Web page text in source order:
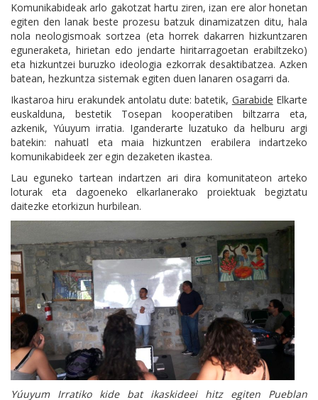
Komunikabideak arlo gakotzat hartu ziren, izan ere alor honetan
egiten den lanak beste prozesu batzuk dinamizatzen ditu, hala
nola neologismoak sortzea (eta horrek dakarren hizkuntzaren
eguneraketa, hirietan edo jendarte hiritarragoetan erabiltzeko)
eta hizkuntzei buruzko ideologia ezkorrak desaktibatzea. Azken
batean, hezkuntza sistemak egiten duen lanaren osagarri da.
Ikastaroa hiru erakundek antolatu dute: batetik, Garabide Elkarte
euskalduna, bestetik Tosepan kooperatiben biltzarra eta,
azkenik, Yúuyum irratia. Iganderarte luzatuko da helburu argi
batekin: nahuatl eta maia hizkuntzen erabilera indartzeko
komunikabideek zer egin dezaketen ikastea.
Lau eguneko tartean indartzen ari dira komunitateon arteko
loturak eta dagoeneko elkarlanerako proiektuak begiztatu
daitezke etorkizun hurbilean.
Yúuyum Irratiko kide bat ikaskideei hitz egiten Pueblan